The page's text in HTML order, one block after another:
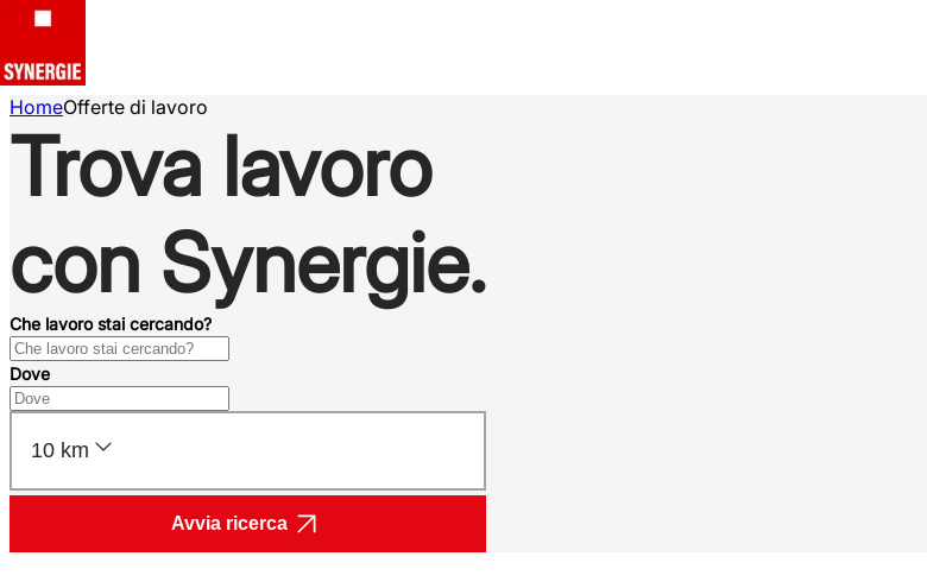
HomeOfferte di lavoro
Trova lavoro
con Synergie.
Che lavoro stai cercando?
Dove
10 km
Avvia ricerca